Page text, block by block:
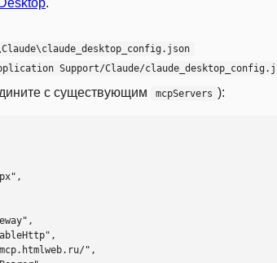
.
Support/Claude/
с существующим mcpServers ):